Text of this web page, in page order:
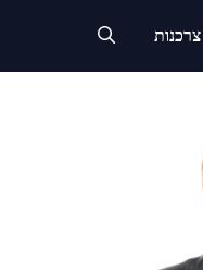
צרכנות